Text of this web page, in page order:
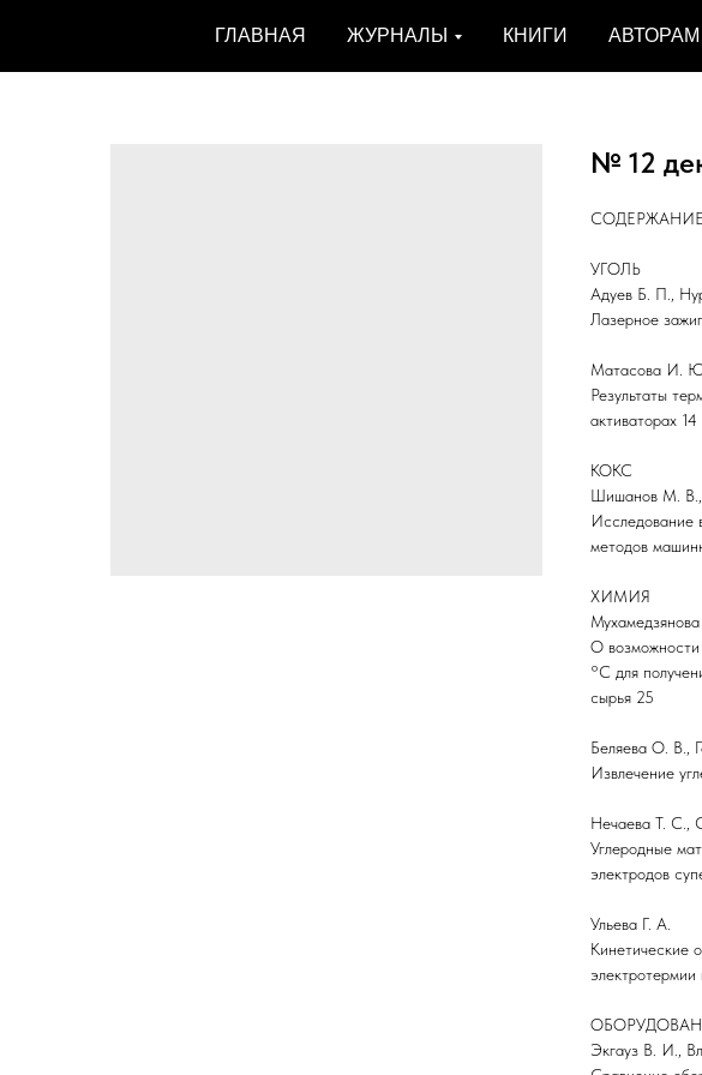
ГЛАВНАЯ ЖУРНАЛЫ КНИГИ АВТОРАМ
№ 12
СОДЕРЖАНИЕ
УГОЛЬ
Адуев Б. П.,
Лазерное
Матасова И.
Результаты
активаторах 14
КОКС
Шишанов М.
Исследование
методов
ХИМИЯ
О возможности
°С для
сырья 25
Беляева О. В.,
Извлечение
Нечаева Т. С.,
Углеродные
электродов
Ульева Г. А.
Кинетические
Экгауз В. И.,